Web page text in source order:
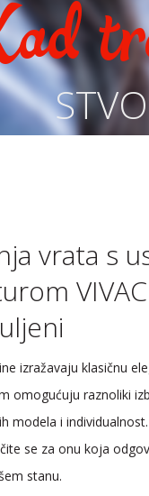
vrata s
izražavaju klasičnu
omogućuju raznoliki
modela i
se za onu koja
stanu.